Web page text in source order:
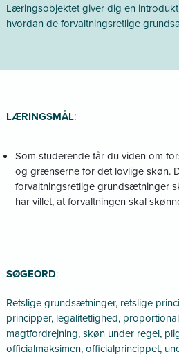
Læringsobjektet giver dig en
hvordan de forvaltningsretlige
LÆRINGSMÅL:
Som studerende får du viden om
og grænserne for det lovlige skøn.
forvaltningsretlige grundsætninger
har villet, at forvaltningen skal
SØGEORD:
Retslige grundsætninger, retslige
principper, legalitetlighed,
magtfordrejning, skøn under regel,
officialmaksimen, officialprincippet,